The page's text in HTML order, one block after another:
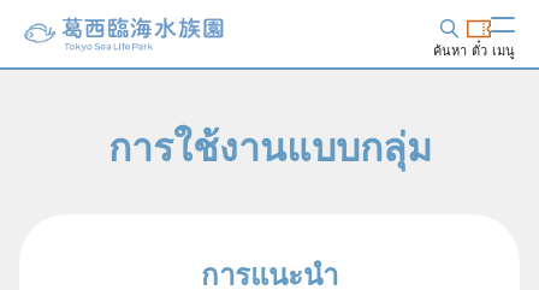
ค้นหา ตั๋ว เมนู
การใช้งานแบบกลุ่ม
การแนะนำ